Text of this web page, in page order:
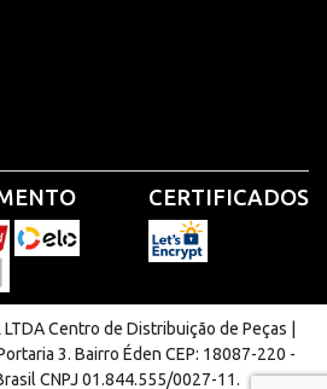
CERTIFICADOS
LTDA Centro de Distribuição de Peças |
3. Bairro Éden CEP: 18087-220 -
CNPJ 01.844.555/0027-11.